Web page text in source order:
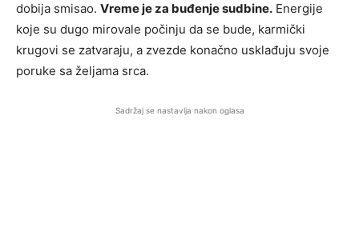
dobija smisao. Vreme je za buđenje sudbine. Energije
koje su dugo mirovale počinju da se bude, karmički
krugovi se zatvaraju, a zvezde konačno usklađuju svoje
poruke sa željama srca.
Sadržaj se nastavlja nakon oglasa